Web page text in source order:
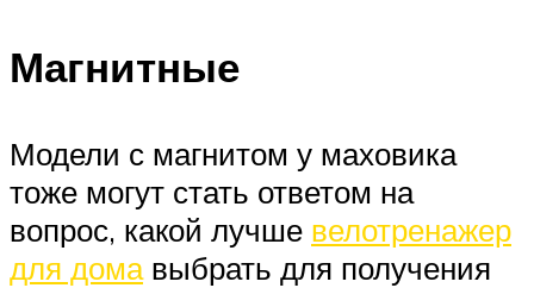
Магнитные
Модели с магнитом у маховика
тоже могут стать ответом на
вопрос, какой лучше велотренажер
для домавыбрать для получения